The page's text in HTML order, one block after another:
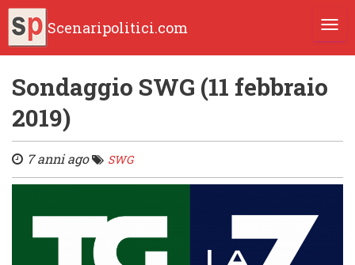
Scenaripolitici.com
Sondaggio SWG (11 febbraio
2019)
7 anni ago SWG